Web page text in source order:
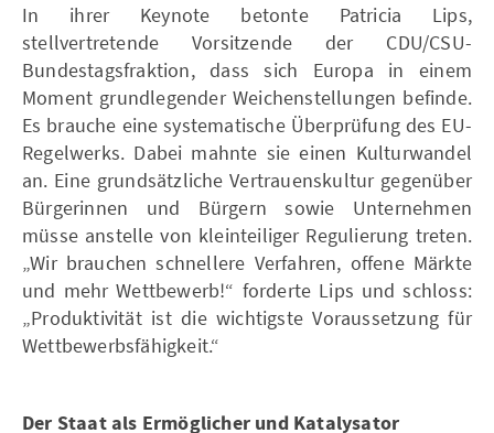
In ihrer Keynote betonte Patricia Lips,
stellvertretende Vorsitzende der CDU/CSU-
Bundestagsfraktion, dass sich Europa in einem
Moment grundlegender Weichenstellungen befinde.
Es brauche eine systematische Überprüfung des EU-
Regelwerks. Dabei mahnte sie einen Kulturwandel
an. Eine grundsätzliche Vertrauenskultur gegenüber
Bürgerinnen und Bürgern sowie Unternehmen
müsse anstelle von kleinteiliger Regulierung treten.
„Wir brauchen schnellere Verfahren, offene Märkte
und mehr Wettbewerb!“ forderte Lips und schloss:
„Produktivität ist die wichtigste Voraussetzung für
Wettbewerbsfähigkeit.“
Der Staat als Ermöglicher und Katalysator